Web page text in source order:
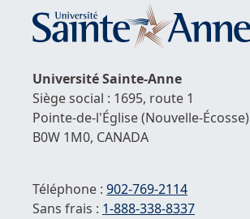
UniversitéSainte-Anne
Siège social : 1695, route 1
Pointe-de-l'Église(Nouvelle-Écosse)
B0W 1M0, CANADA
Téléphone : 902-769-2114
Sans frais : 1-888-338-8337